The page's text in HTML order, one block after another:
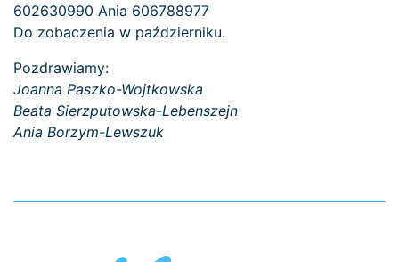
602630990 Ania 606788977
Do zobaczenia w październiku.
Pozdrawiamy:
Joanna Paszko-Wojtkowska
Beata Sierzputowska-Lebenszejn
Ania Borzym-Lewszuk